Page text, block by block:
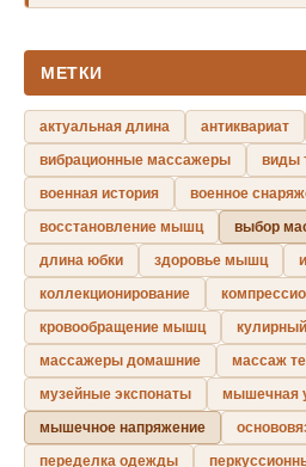
МЕТКИ
актуальная длина антиквариат
вибрационные массажеры
виды
военная история
военное
восстановление мышц
выбор
длина юбки
здоровье мышц
коллекционирование
кровообращение мышц
массажеры домашние
массаж
музейные экспонаты
мышечная
мышечное напряжение
переделка одежды